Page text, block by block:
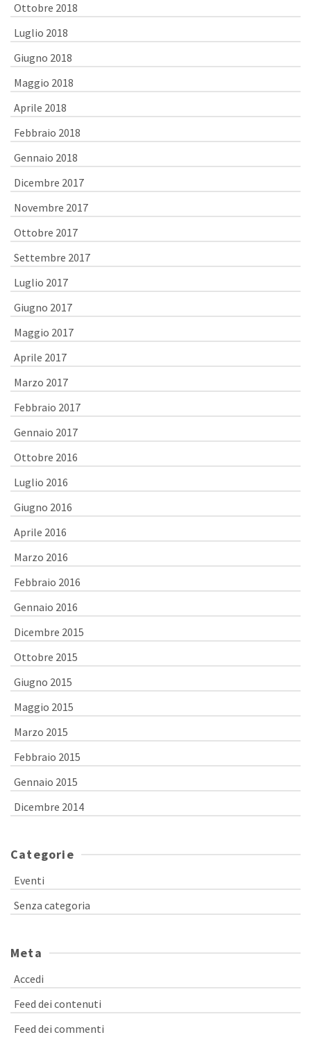
Ottobre 2018
Luglio 2018
Giugno 2018
Maggio 2018
Aprile 2018
Febbraio 2018
Gennaio 2018
Dicembre 2017
Novembre 2017
Ottobre 2017
Settembre 2017
Luglio 2017
Giugno 2017
Maggio 2017
Aprile 2017
Marzo 2017
Febbraio 2017
Gennaio 2017
Ottobre 2016
Luglio 2016
Giugno 2016
Aprile 2016
Marzo 2016
Febbraio 2016
Gennaio 2016
Dicembre 2015
Ottobre 2015
Giugno 2015
Maggio 2015
Marzo 2015
Febbraio 2015
Gennaio 2015
Dicembre 2014
Categorie
Eventi
Senza categoria
Meta
Accedi
Feed dei contenuti
Feed dei commenti